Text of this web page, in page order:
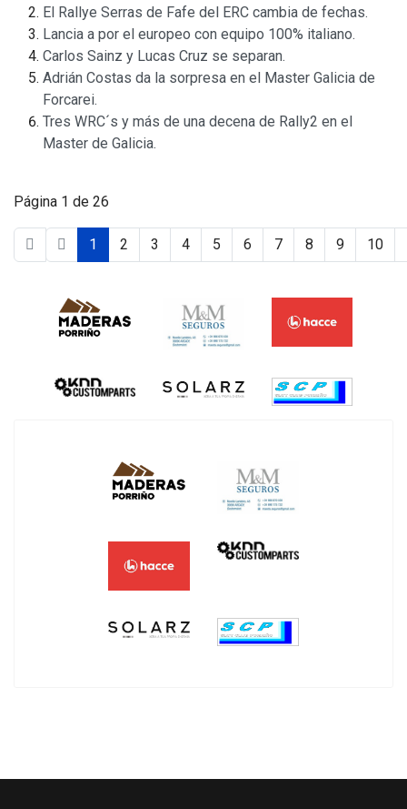
El Rallye Serras de Fafe del ERC cambia de fechas.
Lancia a por el europeo con equipo 100% italiano.
Carlos Sainz y Lucas Cruz se separan.
Adrián Costas da la sorpresa en el Master Galicia de
Forcarei.
Tres WRC´s y más de una decena de Rally2 en el
Master de Galicia.
Página 1 de 26
1 2 3 4 5 6 7 8 9 10